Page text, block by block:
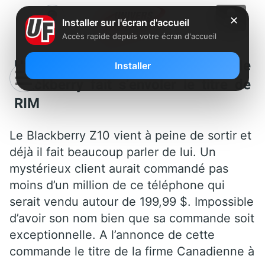
Une commande d’un million de
Blackberry fait s’envoler le titre de
RIM
Le Blackberry Z10 vient à peine de sortir et
déjà il fait beaucoup parler de lui. Un
mystérieux client aurait commandé pas
moins d’un million de ce téléphone qui
serait vendu autour de 199,99 $. Impossible
d’avoir son nom bien que sa commande soit
exceptionnelle. A l’annonce de cette
commande le titre de la firme Canadienne à
✕
Installer sur l'écran d'accueil
Accès rapide depuis votre écran d'accueil
Installer